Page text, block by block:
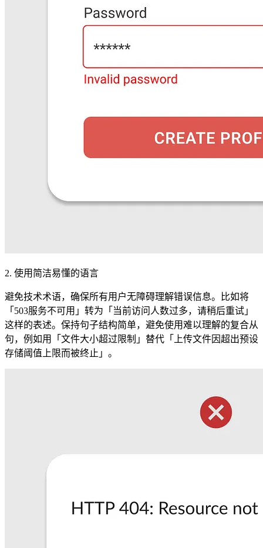
2. 使用简洁易懂的语言
避免技术术语，确保所有用户无障碍理解错误信息。比如将
「503服务不可用」转为「当前访问人数过多，请稍后重试」
这样的表述。保持句子结构简单，避免使用难以理解的复合从
句，例如用「文件大小超过限制」替代「上传文件因超出预设
存储阈值上限而被终止」。